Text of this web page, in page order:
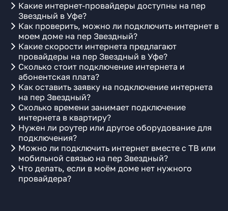
Какие интернет-провайдеры доступны на пер
Звездный в Уфе?
Как проверить, можно ли подключить интернет в
моем доме на пер Звездный?
Какие скорости интернета предлагают
провайдеры на пер Звездный в Уфе?
Сколько стоит подключение интернета и
абонентская плата?
Как оставить заявку на подключение интернета
на пер Звездный?
Сколько времени занимает подключение
интернета в квартиру?
Нужен ли роутер или другое оборудование для
подключения?
Можно ли подключить интернет вместе с ТВ или
мобильной связью на пер Звездный?
Что делать, если в моём доме нет нужного
провайдера?